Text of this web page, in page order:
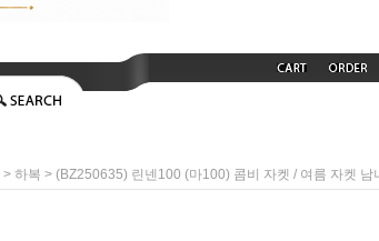
> 하복 > (BZ250635) 린넨100 (마100) 콤비 자켓 / 여름 자켓 남